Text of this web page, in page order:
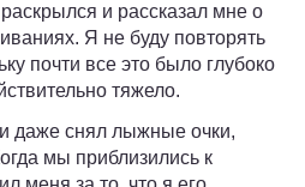
и рассказал мне о
Я не буду повторять
почти все это было глубоко
тяжело.
даже снял лыжные очки,
мы приблизились к